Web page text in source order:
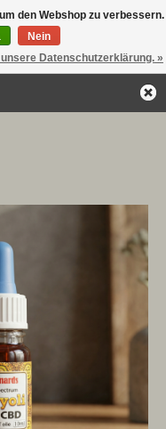
Wunschzettel
Ihr
Items
den Webshop zu verbessern.
Nein
Datenschutzerklärung. »
befindet sich im Aufbau.
eingehalten oder erfüllt